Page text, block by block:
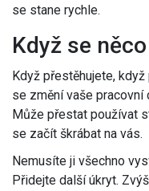
se stane rychle.
Když se
Když přestěhujete,
se změní vaše pracovní
Může přestat používat
se začít škrábat na vás.
Nemusíte ji všechno
Přidejte další úkryt.